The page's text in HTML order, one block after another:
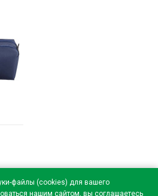
файлы (cookies) для вашего
нашим сайтом, вы соглашаетесь